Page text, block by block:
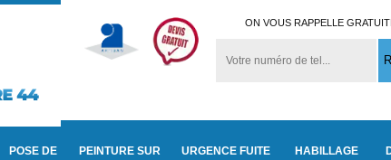
ON VOUS RAPPELLE
POSE DE
PEINTURE SUR
URGENCE FUITE
HABILLAGE